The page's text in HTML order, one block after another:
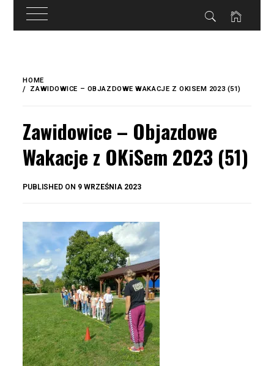
treści
content
HOME
ZAWIDOWICE – OBJAZDOWE WAKACJE Z OKISEM 2023 (51)
Zawidowice – Objazdowe
Wakacje z OKiSem 2023 (51)
PUBLISHED ON 9 WRZEŚNIA 2023